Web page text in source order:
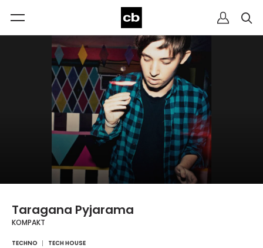
Taragana Pyjarama
KOMPAKT
TECHNO TECH HOUSE